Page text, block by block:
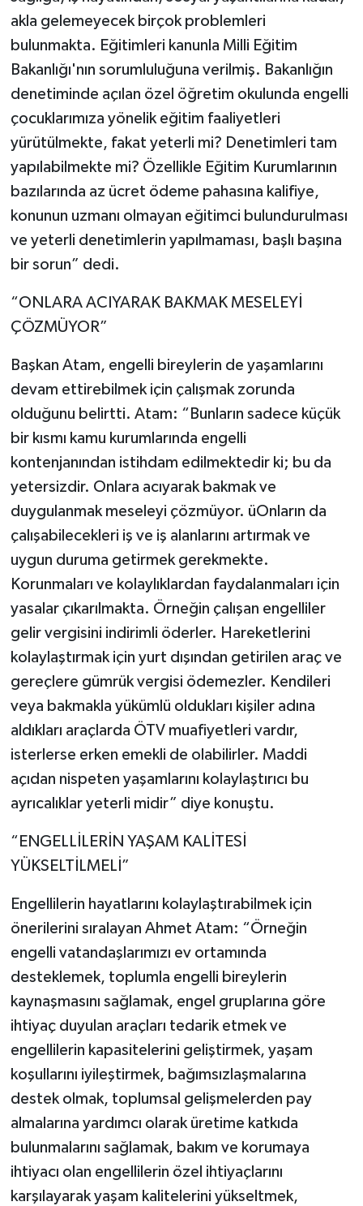
akla gelemeyecek birçok problemleri
bulunmakta. Eğitimleri kanunla Milli Eğitim
Bakanlığı'nın sorumluluğuna verilmiş. Bakanlığın
denetiminde açılan özel öğretim okulunda engelli
çocuklarımıza yönelik eğitim faaliyetleri
yürütülmekte, fakat yeterli mi? Denetimleri tam
yapılabilmekte mi? Özellikle Eğitim Kurumlarının
bazılarında az ücret ödeme pahasına kalifiye,
konunun uzmanı olmayan eğitimci bulundurulması
ve yeterli denetimlerin yapılmaması, başlı başına
bir sorun” dedi.
“ONLARA ACIYARAK BAKMAK MESELEYİ
ÇÖZMÜYOR”
Başkan Atam, engelli bireylerin de yaşamlarını
devam ettirebilmek için çalışmak zorunda
olduğunu belirtti. Atam: “Bunların sadece küçük
bir kısmı kamu kurumlarında engelli
kontenjanından istihdam edilmektedir ki; bu da
yetersizdir. Onlara acıyarak bakmak ve
duygulanmak meseleyi çözmüyor. üOnların da
çalışabilecekleri iş ve iş alanlarını artırmak ve
uygun duruma getirmek gerekmekte.
Korunmaları ve kolaylıklardan faydalanmaları için
yasalar çıkarılmakta. Örneğin çalışan engelliler
gelir vergisini indirimli öderler. Hareketlerini
kolaylaştırmak için yurt dışından getirilen araç ve
gereçlere gümrük vergisi ödemezler. Kendileri
veya bakmakla yükümlü oldukları kişiler adına
aldıkları araçlarda ÖTV muafiyetleri vardır,
isterlerse erken emekli de olabilirler. Maddi
açıdan nispeten yaşamlarını kolaylaştırıcı bu
ayrıcalıklar yeterli midir” diye konuştu.
“ENGELLİLERİN YAŞAM KALİTESİ
YÜKSELTİLMELİ”
Engellilerin hayatlarını kolaylaştırabilmek için
önerilerini sıralayan Ahmet Atam: “Örneğin
engelli vatandaşlarımızı ev ortamında
desteklemek, toplumla engelli bireylerin
kaynaşmasını sağlamak, engel gruplarına göre
ihtiyaç duyulan araçları tedarik etmek ve
engellilerin kapasitelerini geliştirmek, yaşam
koşullarını iyileştirmek, bağımsızlaşmalarına
destek olmak, toplumsal gelişmelerden pay
almalarına yardımcı olarak üretime katkıda
bulunmalarını sağlamak, bakım ve korumaya
ihtiyacı olan engellilerin özel ihtiyaçlarını
karşılayarak yaşam kalitelerini yükseltmek,
Spor
Tavşanlı
Teknoloji
Video Galeri
Yaşam